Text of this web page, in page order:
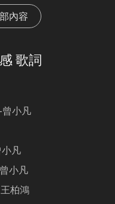
內容
歌詞
小凡
凡
小凡
柏鴻